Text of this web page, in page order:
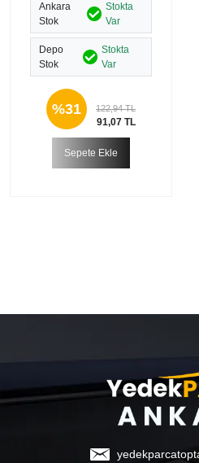
Ankara
Stok
Stokta
Var
Depo
Stok
Stokta
Var
%31 122,94 TL
91,07 TL
Sepete Ekle